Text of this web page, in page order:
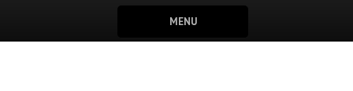
MENU